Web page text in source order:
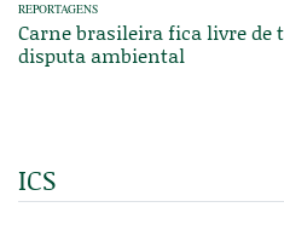
REPORTAGENS
Carne brasileira fica livre de
disputa ambiental
ICS